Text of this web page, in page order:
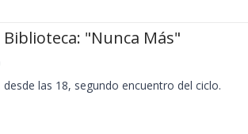
"Nunca Más"
desde las 18, segundo encuentro del ciclo.